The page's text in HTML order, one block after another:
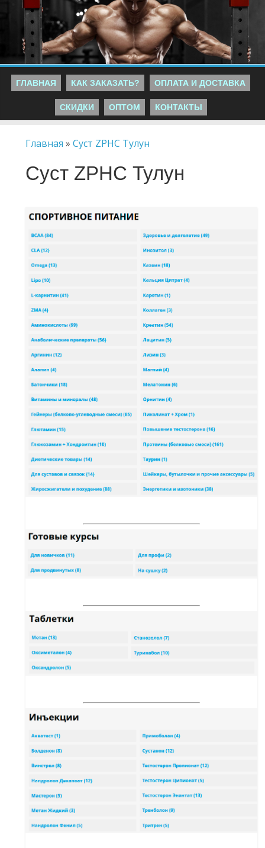
ГЛАВНАЯ КАК ЗАКАЗАТЬ? ОПЛАТА И ДОСТАВКА
СКИДКИ ОПТОМ КОНТАКТЫ
Главная »Суст ZPHC Тулун
Суст ZPHC Тулун